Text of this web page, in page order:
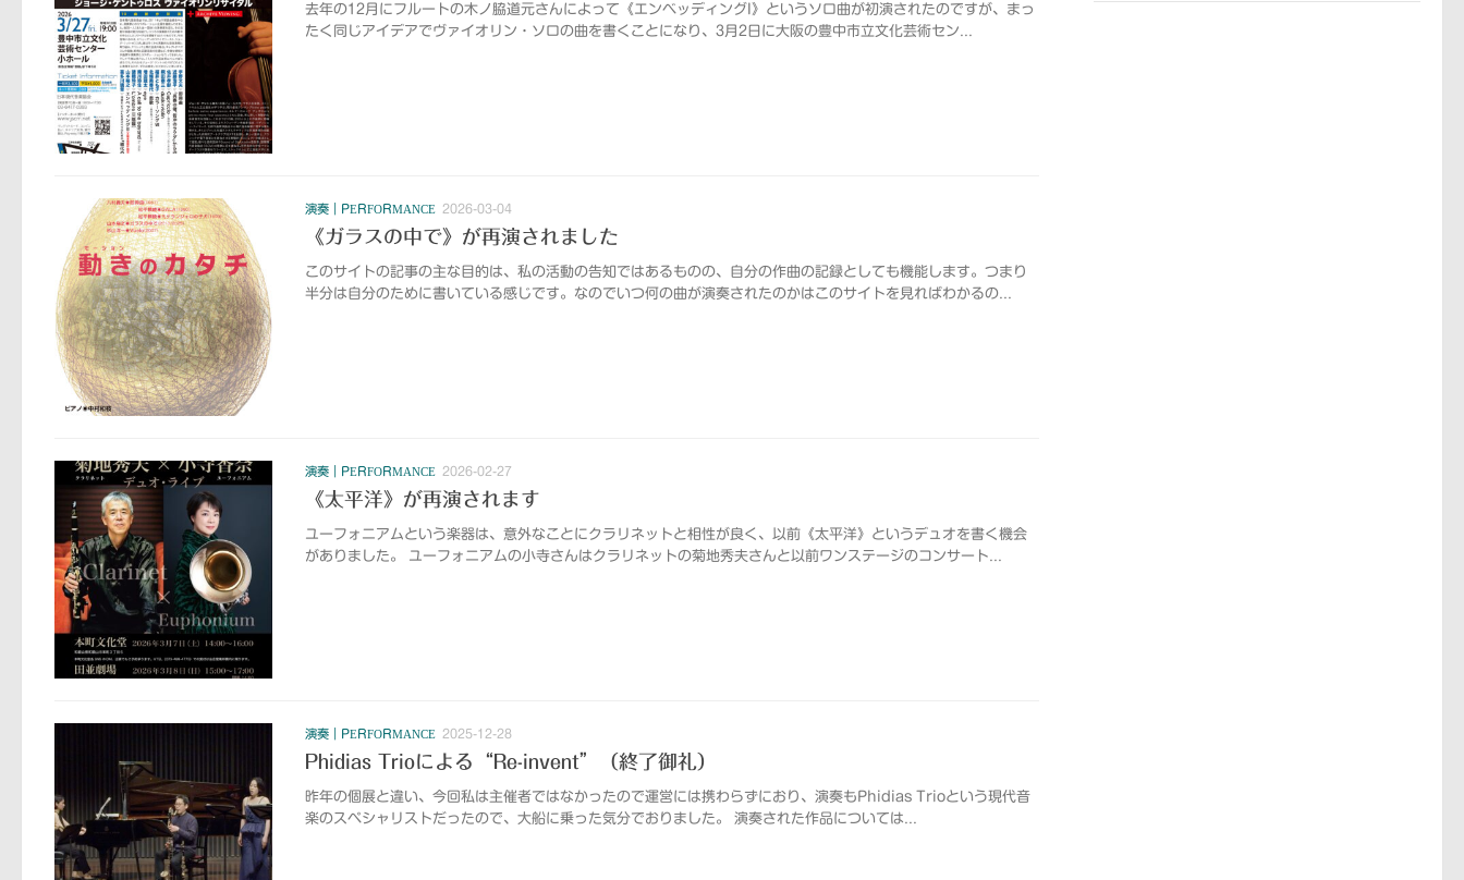
去年の12月にフルートの木ノ脇道元さんによって《エンベッディングI》というソロ曲が初演されたのですが、まっ
たく同じアイデアでヴァイオリン・ソロの曲を書くことになり、3月2日に大阪の豊中市立文化芸術セン...
演奏｜PERFORMANCE 2026-03-04
《ガラスの中で》が再演されました
このサイトの記事の主な目的は、私の活動の告知ではあるものの、自分の作曲の記録としても機能します。つまり
半分は自分のために書いている感じです。なのでいつ何の曲が演奏されたのかはこのサイトを見ればわかるの...
演奏｜PERFORMANCE 2026-02-27
《太平洋》が再演されます
ユーフォニアムという楽器は、意外なことにクラリネットと相性が良く、以前《太平洋》というデュオを書く機会
がありました。 ユーフォニアムの小寺さんはクラリネットの菊地秀夫さんと以前ワンステージのコンサート...
演奏｜PERFORMANCE 2025-12-28
Phidias Trioによる“Re-invent”（終了御礼）
昨年の個展と違い、今回私は主催者ではなかったので運営には携わらずにおり、演奏もPhidias Trioという現代音
楽のスペシャリストだったので、大船に乗った気分でおりました。 演奏された作品については...